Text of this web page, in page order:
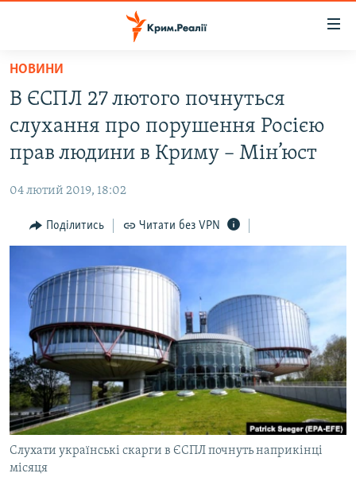
Перейти
основного
матеріалу
Перейти
до
основної
Перейти
до
ВІДЕО ТА ФОТО
БЛОГИ
ПОГЛЯД
ВСЕ ЗА ДЕНЬ
СПЕЦПРОЕКТИ
ДЕПОРТАЦІЯ
ВІДЕОУРОКИ «ELIFBE»
СВІДЧЕННЯ ОКУПАЦІЇ
УКРАЇНСЬКА ПРОБЛЕМА КРИМУ
ІНФОГРАФІКА
ЯК ОБІЙТИ БЛОКУВАННЯ
Русский
Qırımtatar
ДОЛУЧАЙСЯ!
НОВИНИ
В ЄСПЛ 27 лютого почнуться
слухання про порушення Росією
прав людини в Криму – Мін’юст
04 лютий 2019, 18:02
Поділитись Читати без VPN
Слухати українські скарги в ЄСПЛ почнуть наприкінці
місяця